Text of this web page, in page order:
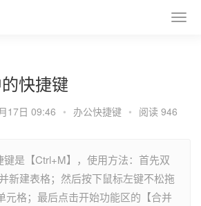
快捷键
17日 09:46 • 办公快捷键 • 阅读 946
是【Ctrl+M】，使用方法：首先双
新建表格；然后按下鼠标左键不松拖
元格；最后点击开始功能区的【合并